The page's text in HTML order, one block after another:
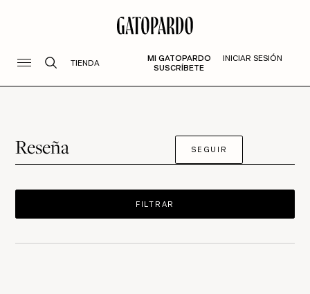
TIENDA
MI GATOPARDO
SUSCRÍBETE
INICIAR SESIÓN
Reseña SEGUIR
FILTRAR